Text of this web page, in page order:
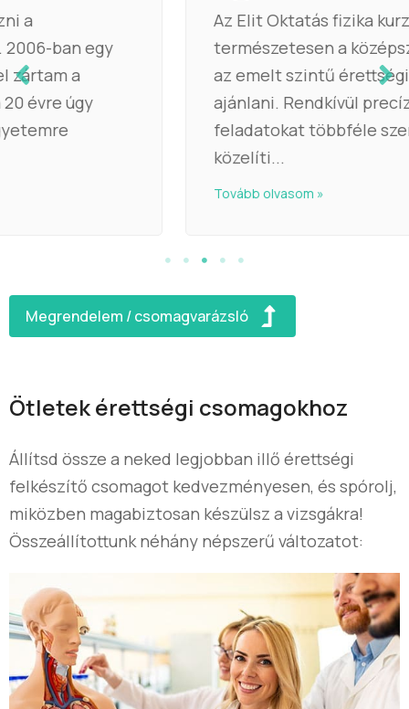
Az Elit Oktatás fizika kurzusát
természetesen a középszintű, de főként
az emelt szintű érettségihez tudnám
ajánlani. Rendkívül precíz az oktató, a
feladatokat többféle szemlélettel
Megrendelem / csomagvarázsló
Ötletek érettségi csomagokhoz
Állítsd össze a neked legjobban illő érettségi
felkészítő csomagot kedvezményesen, és spórolj,
miközben magabiztosan készülsz a vizsgákra!
Összeállítottunk néhány népszerű változatot: